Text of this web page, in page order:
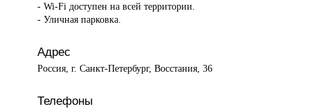
- Wi-Fi доступен на всей территории.
- Уличная парковка.
Адрес
Россия, г. Санкт-Петербург, Восстания, 36
Телефоны